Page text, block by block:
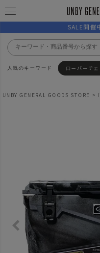
SALE開
ローバーチェ
UNBY GENERAL GOODS STORE